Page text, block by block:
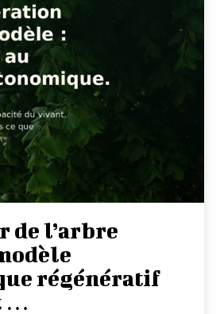
de l’arbre
régénératif
…